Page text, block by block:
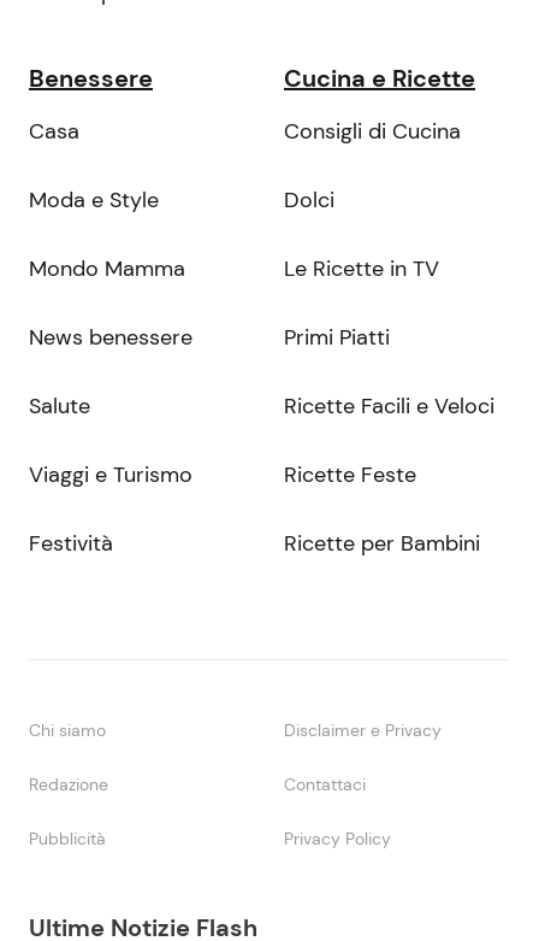
Ultime Notizie Flash
Benessere
Casa
Moda e Style
Mondo Mamma
News benessere
Salute
Viaggi e Turismo
Festività
Cucina e Ricette
Consigli di Cucina
Dolci
Le Ricette in TV
Primi Piatti
Ricette Facili e Veloci
Ricette Feste
Ricette per Bambini
Chi siamo Disclaimer e Privacy
Redazione Contattaci
Pubblicità Privacy Policy